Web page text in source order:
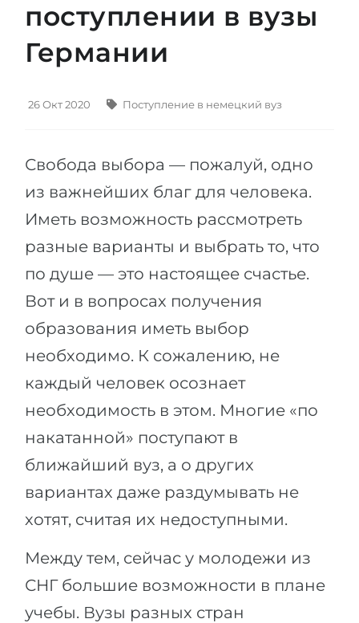
Языковая виза
ШТУДИЕНКОЛЛЕГ
Штудиенколлеги
Курсы штудиенколлег
Подготовка к вузу
Подготовка к штудиенколлег
Специальные курсы
Математика
Портфолио
ГЕОГРАФИЯ
Земли
Города
КАРЬЕРНОЕ ОРИЕНТИРОВАНИЕ
Тест Голланда
Штудиенколлег
Магистратура
Школы 11 классов
Школы 12 классов (NIS)
Колледжа
IB-Diploma
1 курса
2-3 курса
Бакалавриата
Магистратуры
ПОСТУПАЕМ НА...
Медицина
Инженерия
Менеджмент
ПОСТУПАЕМ ИЗ...
Россия
поступлении в вузы
Германии
26 Окт 2020 Поступление в немецкий вуз
Свобода выбора — пожалуй, одно
из важнейших благ для человека.
Иметь возможность рассмотреть
разные варианты и выбрать то, что
по душе — это настоящее счастье.
Вот и в вопросах получения
образования иметь выбор
необходимо. К сожалению, не
каждый человек осознает
необходимость в этом. Многие «по
накатанной» поступают в
ближайший вуз, а о других
вариантах даже раздумывать не
хотят, считая их недоступными.
Между тем, сейчас у молодежи из
СНГ большие возможности в плане
учебы. Вузы разных стран